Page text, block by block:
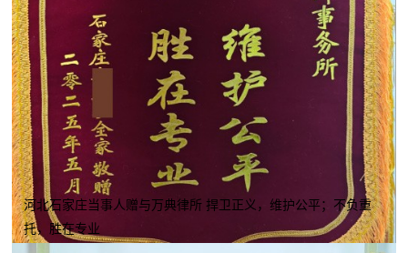
河北石家庄当事人赠与万典律所 捍卫正义，维护公平；不负重
托，胜在专业